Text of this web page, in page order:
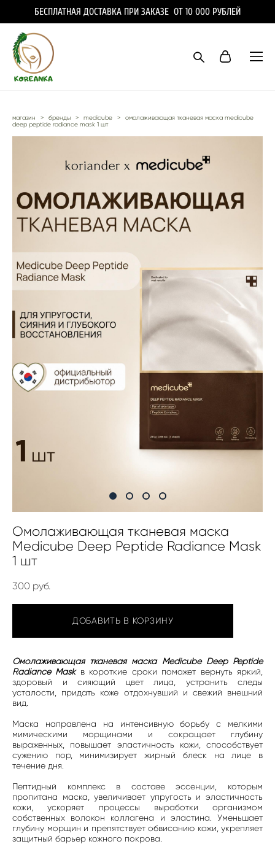
БЕСПЛАТНАЯ ДОСТАВКА ПРИ ЗАКАЗЕ ОТ 10 000 РУБЛЕЙ
магазин > бренды > medicube >
омолаживающая тканевая маска medicube
deep peptide radiance mask 1 шт
Омолаживающая тканевая маска
Medicube Deep Peptide Radiance Mask
1 шт
300 pуб.
ДОБАВИТЬ В КОРЗИНУ
Омолаживающая тканевая маска Medicube Deep Peptide
Radiance Mask в короткие сроки поможет вернуть яркий,
здоровый и сияющий цвет лица, устранить следы
усталости, придать коже отдохнувший и свежий внешний
вид.
Маска направлена на интенсивную борьбу с мелкими
мимическими морщинами и сокращает глубину
выраженных, повышает эластичность кожи, способствует
сужению пор, минимизирует жирный блеск на лице в
течение дня.
Пептидный комплекс в составе эссенции, которым
пропитана маска, увеличивает упругость и эластичность
кожи, ускоряет процессы выработки организмом
собственных волокон коллагена и эластина. Уменьшает
глубину морщин и препятствует обвисанию кожи, укрепляет
защитный барьер кожного покрова.